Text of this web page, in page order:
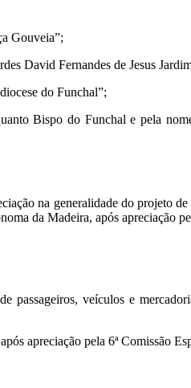
Gouveia”;
David Fernandes de Jesus
do Funchal”;
Bispo do Funchal e pela
na generalidade do projeto
da Madeira, após apreciação
veículos e
apreciação pela 6ª Comissão